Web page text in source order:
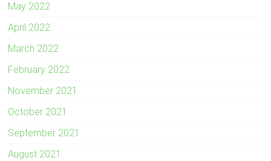
May 2022
April 2022
March 2022
February 2022
November 2021
October 2021
September 2021
August 2021